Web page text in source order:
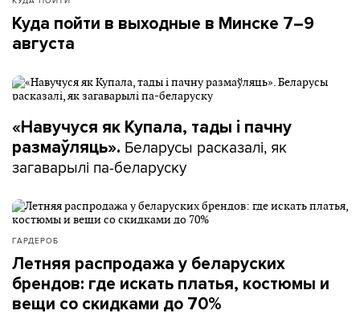
Куда пойти в выходные в Минске 7–9
августа
«Навучуся як Купала, тады і пачну
размаўляць». Беларусы расказалі, як
загаварылі па-беларуску
ГАРДЕРОБ
Летняя распродажа у беларуских
брендов: где искать платья, костюмы и
вещи со скидками до 70%